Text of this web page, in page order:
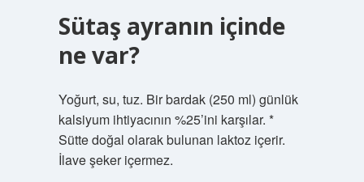
Sütaş ayranın içinde
ne var?
Yoğurt, su, tuz. Bir bardak (250 ml) günlük
kalsiyum ihtiyacının %25’ini karşılar. *
Sütte doğal olarak bulunan laktoz içerir.
İlave şeker içermez.